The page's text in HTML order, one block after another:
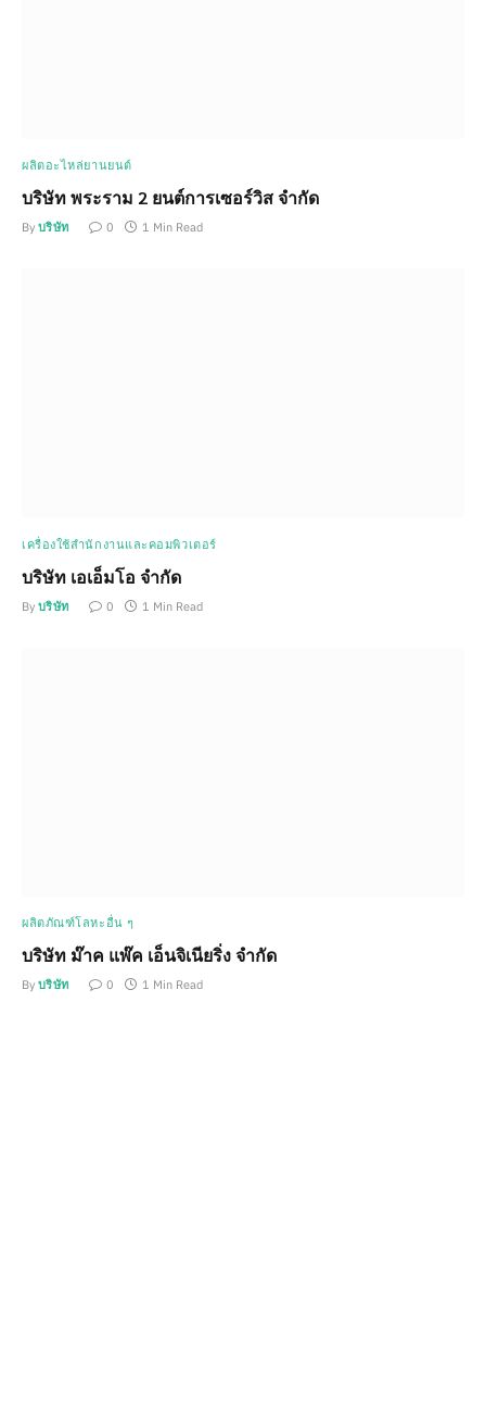
ผลิตอะไหล่ยานยนต์
บริษัท พระราม 2 ยนต์การเซอร์วิส จำกัด
By บริษัท 0 1 Min Read
เครื่องใช้สำนักงานและคอมพิวเตอร์
บริษัท เอเอ็มโอ จำกัด
By บริษัท 0 1 Min Read
ผลิตภัณฑ์โลหะอื่น ๆ
บริษัท ม๊าค แพ๊ค เอ็นจิเนียริ่ง จำกัด
By บริษัท 0 1 Min Read